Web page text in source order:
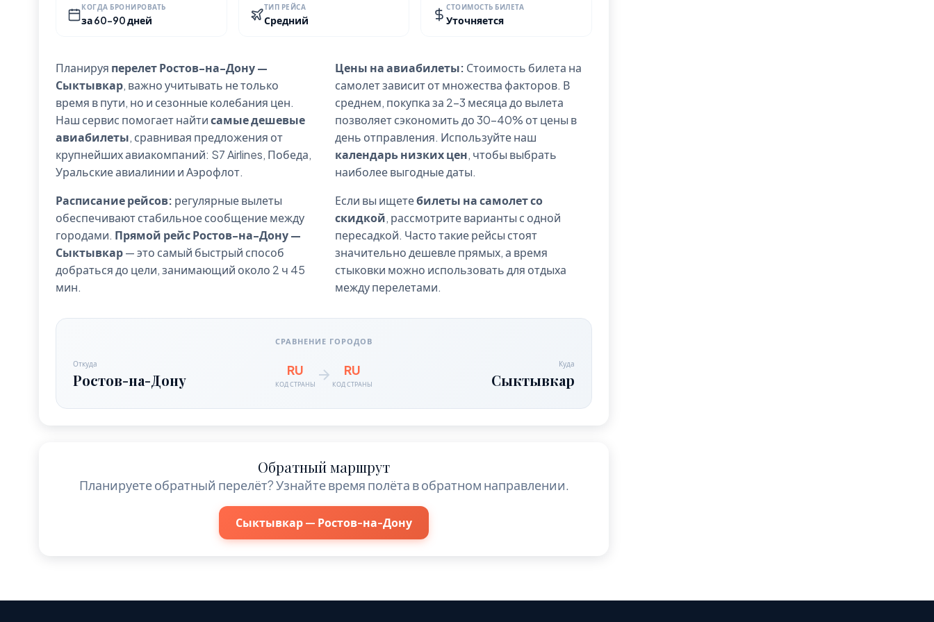
КОГДА БРОНИРОВАТЬ
за 60-90 дней
ТИП РЕЙСА
Средний
СТОИМОСТЬ БИЛЕТА
Уточняется
Планируя перелет Ростов-на-Дону —
Сыктывкар, важно учитывать не только
время в пути, но и сезонные колебания цен.
Наш сервис помогает найтисамые дешевые
авиабилеты, сравнивая предложения от
крупнейших авиакомпаний: S7 Airlines, Победа,
Уральские авиалинии и Аэрофлот.
Расписание рейсов: регулярные вылеты
обеспечивают стабильное сообщение между
городами. Прямой рейс Ростов-на-Дону —
Сыктывкар— это самый быстрый способ
добраться до цели, занимающий около 2 ч 45
мин.
Цены на авиабилеты: Стоимость билета на
самолет зависит от множества факторов. В
среднем, покупка за 2-3 месяца до вылета
позволяет сэкономить до 30-40% от цены в
день отправления. Используйте наш
календарь низких цен, чтобы выбрать
наиболее выгодные даты.
Если вы ищетебилеты на самолет со
скидкой, рассмотрите варианты с одной
пересадкой. Часто такие рейсы стоят
значительно дешевле прямых, а время
стыковки можно использовать для отдыха
между перелетами.
СРАВНЕНИЕ ГОРОДОВ
Откуда
Ростов-на-Дону
RU
КОД СТРАНЫ
RU
КОД СТРАНЫ
Куда
Сыктывкар
Обратный маршрут
Планируете обратный перелёт? Узнайте время полёта в обратном направлении.
Сыктывкар — Ростов-на-Дону